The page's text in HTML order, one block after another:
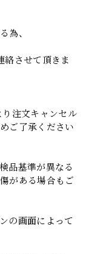
為、
絡させて頂きま
り注文キャンセル
ご了承ください
品基準が異なる
がある場合もご
の画面によって